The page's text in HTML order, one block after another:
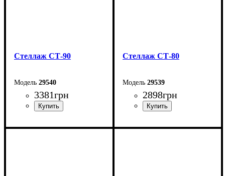
Стеллаж СТ-90
29540
3381грн
Ширина: 90 см
Стеллаж СТ-80
29539
2898грн
Ширина: 80 см